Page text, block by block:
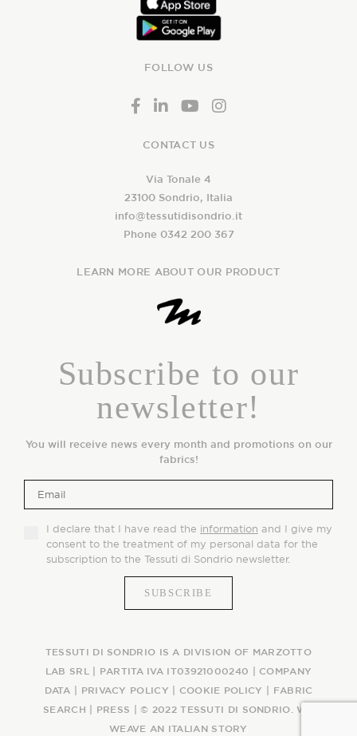
FOLLOW US
CONTACT US
Via Tonale 4
23100 Sondrio, Italia
info@tessutidisondrio.it
Phone 0342 200 367
LEARN MORE ABOUT OUR PRODUCT
Subscribe to our
newsletter!
You will receive news every month and promotions on our
fabrics!
I declare that I have read the information and I give my
consent to the treatment of my personal data for the
subscription to the Tessuti di Sondrio newsletter.
TESSUTI DI SONDRIO IS A DIVISION OF MARZOTTO
LAB SRL | PARTITA IVA IT03921000240 | COMPANY
DATA
PRIVACY POLICY COOKIE POLICY
FABRIC
SEARCH
PRESS | © 2022 TESSUTI DI SONDRIO. WE
WEAVE AN ITALIAN STORY